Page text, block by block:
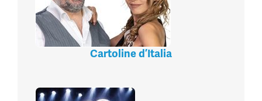
Cartoline d’Italia